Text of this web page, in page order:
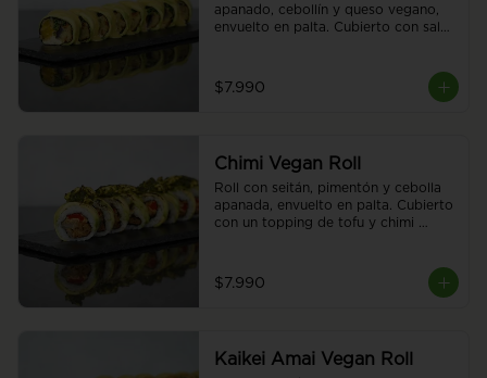
apanado, cebollín y queso vegano,
envuelto en palta. Cubierto con salsa
$7.990
Chimi Vegan Roll
Roll con seitán, pimentón y cebolla
apanada, envuelto en palta. Cubierto
con un topping de tofu y chimi
$7.990
Kaikei Amai Vegan Roll